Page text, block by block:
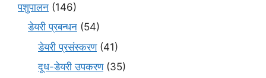
पशुपालन (146)
डेयरी प्रबन्धन (54)
डेयरी प्रसंस्करण(41)
दूध-डेयरी उपकरण(35)